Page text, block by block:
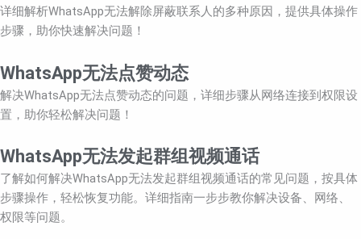
详细解析WhatsApp无法解除屏蔽联系人的多种原因，提供具体操作
步骤，助你快速解决问题！
WhatsApp无法点赞动态
解决WhatsApp无法点赞动态的问题，详细步骤从网络连接到权限设
置，助你轻松解决问题！
WhatsApp无法发起群组视频通话
了解如何解决WhatsApp无法发起群组视频通话的常见问题，按具体
步骤操作，轻松恢复功能。详细指南一步步教你解决设备、网络、
权限等问题。